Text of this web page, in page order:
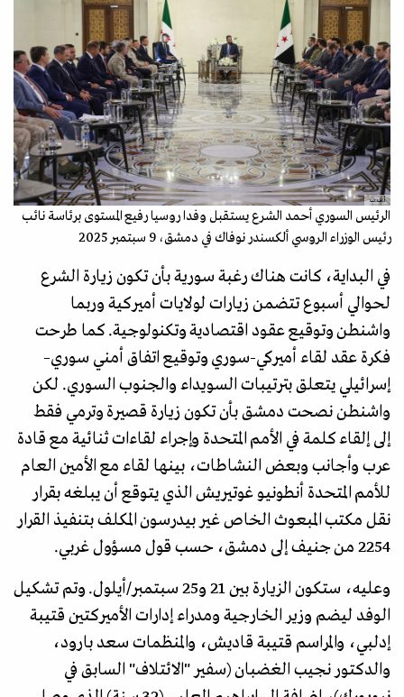
أ.ف.ب
الرئيس السوري أحمد الشرع يستقبل وفدا روسيا رفيع المستوى برئاسة نائب
رئيس الوزراء الروسي ألكسندر نوفاك في دمشق، 9 سبتمبر 2025
في البداية، كانت هناك رغبة سورية بأن تكون زيارة الشرع
لحوالي أسبوع تتضمن زيارات لولايات أميركية وربما
واشنطن وتوقيع عقود اقتصادية وتكنولوجية. كما طرحت
فكرة عقد لقاء أميركي-سوري وتوقيع اتفاق أمني سوري–
إسرائيلي يتعلق بترتيبات السويداء والجنوب السوري. لكن
واشنطن نصحت دمشق بأن تكون زيارة قصيرة وترمي فقط
إلى إلقاء كلمة في الأمم المتحدة وإجراء لقاءات ثنائية مع قادة
عرب وأجانب وبعض النشاطات، بينها لقاء مع الأمين العام
للأمم المتحدة أنطونيو غوتيريش الذي يتوقع أن يبلغه بقرار
نقل مكتب المبعوث الخاص غير بيدرسون المكلف بتنفيذ القرار
2254 من جنيف إلى دمشق، حسب قول مسؤول غربي.
وعليه، ستكون الزيارة بين 21 و25 سبتمبر/أيلول. وتم تشكيل
الوفد ليضم وزير الخارجية ومدراء إدارات الأميركتين قتيبة
إدلبي، والمراسم قتيبة قاديش، والمنظمات سعد بارود،
والدكتور نجيب الغضبان (سفير "الائتلاف" السابق في